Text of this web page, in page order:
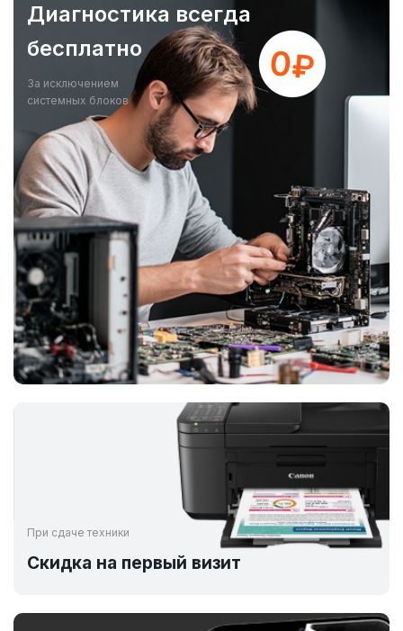
Диагностика всегда
бесплатно
За исключением
системных блоков
При сдаче техники
Скидка на первый визит